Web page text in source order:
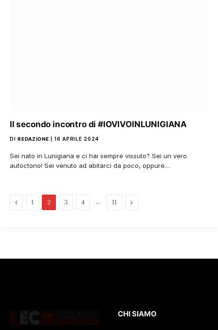
Il secondo incontro di #IOVIVOINLUNIGIANA
DI REDAZIONE 16 APRILE 2024
Sei nato in Lunigiana e ci hai sempre vissuto? Sei un vero
autoctono! Sei venuto ad abitarci da poco, oppure…
Pagina
1 2 3 4 … 11
Pagina
CHI SIAMO